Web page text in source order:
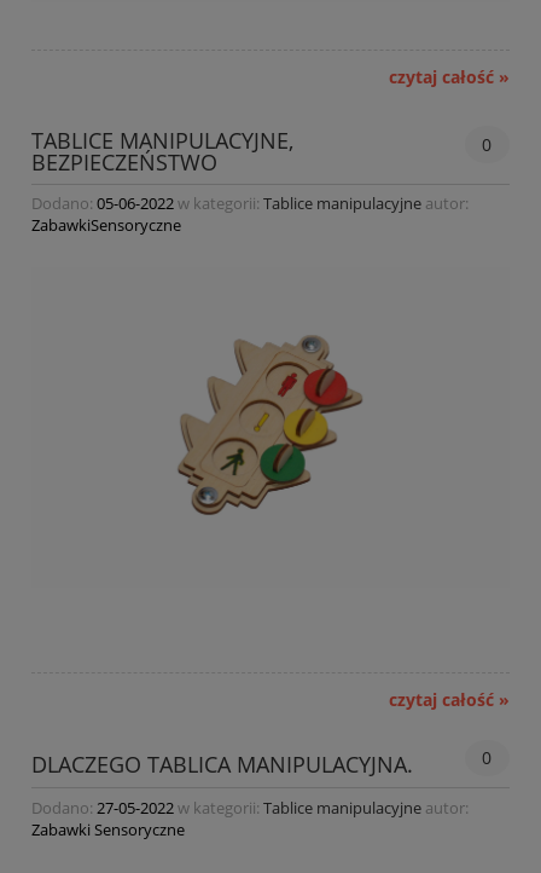
czytaj całość »
TABLICE MANIPULACYJNE,
BEZPIECZEŃSTWO
0
Dodano: 05-06-2022w kategorii: Tablice manipulacyjne autor:
ZabawkiSensoryczne
czytaj całość »
DLACZEGO TABLICA MANIPULACYJNA. 0
Dodano: 27-05-2022w kategorii: Tablice manipulacyjne autor:
Zabawki Sensoryczne